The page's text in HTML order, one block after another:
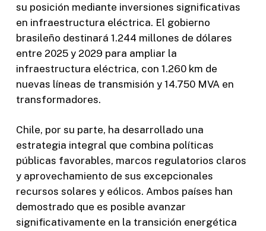
su posición mediante inversiones significativas
en infraestructura eléctrica. El gobierno
brasileño destinará 1.244 millones de dólares
entre 2025 y 2029 para ampliar la
infraestructura eléctrica, con 1.260 km de
nuevas líneas de transmisión y 14.750 MVA en
transformadores.
Chile, por su parte, ha desarrollado una
estrategia integral que combina políticas
públicas favorables, marcos regulatorios claros
y aprovechamiento de sus excepcionales
recursos solares y eólicos. Ambos países han
demostrado que es posible avanzar
significativamente en la transición energética